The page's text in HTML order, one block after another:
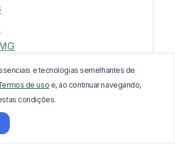
MG
e tecnologias semelhantes de
de uso e, ao continuar navegando,
condições.